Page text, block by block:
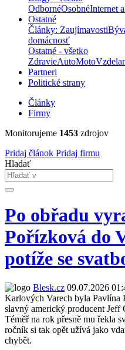
OdbornéOsobnéInternet
Ostatné
Články: Zaujímavosti
domácnosť
Ostatné - všetko
ZdravieAutoMoto
Partneri
Politické strany
Články
Firmy
Monitorujeme 1453 zdrojov
Pridaj článok Pridaj firmu
Hladať
Po obřadu
Pořízková do
potíže se
Blesk.cz 09.07.2026
Karlových Varech byla Pavlína
slavný americký producent Jeff
Téměř na rok přesně mu řekla
ročník si tak opět užívá jako
chybět.